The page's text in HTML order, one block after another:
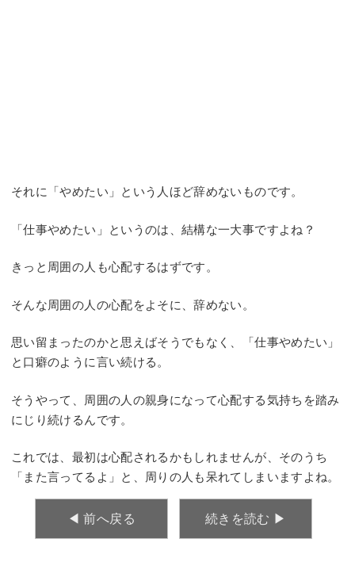
それに「やめたい」という人ほど辞めないものです。
「仕事やめたい」というのは、結構な一大事ですよね？
きっと周囲の人も心配するはずです。
そんな周囲の人の心配をよそに、辞めない。
思い留まったのかと思えばそうでもなく、「仕事やめたい」
と口癖のように言い続ける。
そうやって、周囲の人の親身になって心配する気持ちを踏み
にじり続けるんです。
これでは、最初は心配されるかもしれませんが、そのうち
「また言ってるよ」と、周りの人も呆れてしまいますよね。
◀︎ 前へ戻る 続きを読む ▶︎